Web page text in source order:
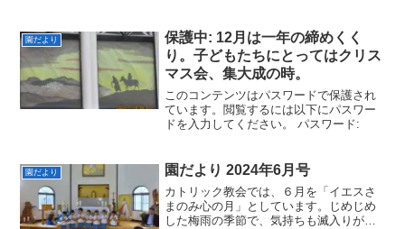
園だより
保護中: 12月は一年の締めくく
り。子どもたちにとってはクリス
マス会、集大成の時。
このコンテンツはパスワードで保護され
ています。閲覧するには以下にパスワー
ドを入力してください。 パスワード:
園だより 園だより 2024年6月号
カトリック教会では、６月を「イエスさ
まのみ心の月」としています。じめじめ
した梅雨の季節で、気持ちも滅入りがち